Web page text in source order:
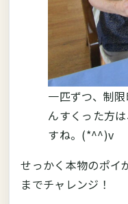
一匹ずつ、制
んすくった方
すね。(*^^)v
せっかく本物のポイ
までチャレンジ！